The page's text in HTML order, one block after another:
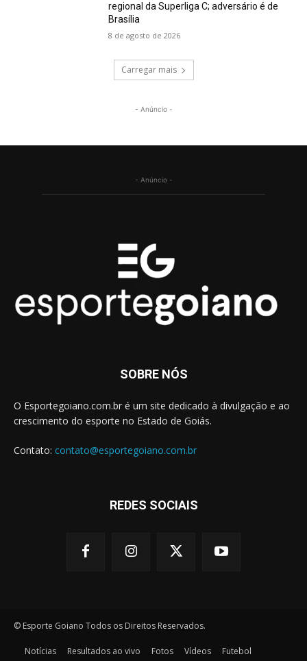
regional da Superliga C; adversário é de
Brasília
8 de agosto de 2026
Carregar mais
- Anúncio -
- Anúncio -
SOBRE NÓS
O Esportegoiano.com.br é um site dedicado à divulgação e ao
crescimento do esporte no Estado de Goiás.
Contato: contato@esportegoiano.com.br
REDES SOCIAIS
© Esporte Goiano Todos os Direitos Reservados.
Notícias Resultados ao vivo Fotos Vídeos
Futebol